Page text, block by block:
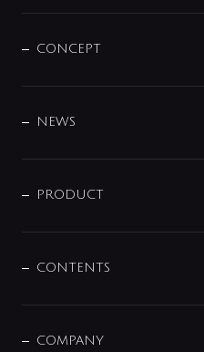
CONCEPT
DESIGN
NEWS
商品に関して
その他
PRODUCT
センサー・タッチ水栓
単水栓
CONTENTS
COMPANY